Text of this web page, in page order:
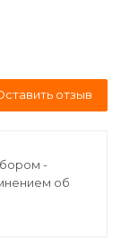
отзыв
-
об